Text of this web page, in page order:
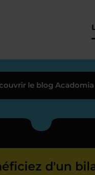
le blog Acadomia
d'un